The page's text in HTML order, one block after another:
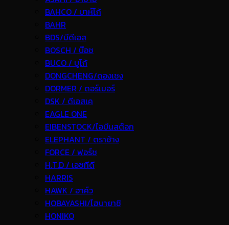
BAHCO / บาห์โก้
BAHR
BDS/บีดีเอส
BOSCH / บ๊อช
BUCO / บูโก้
DONGCHENG/ดองเชง
DORMER / ดอร์เมอร์
DSK / ดีเอสเค
EAGLE ONE
EIBENSTOCK/ไอบีนสต๊อก
ELEPHANT / ตราช้าง
FORCE / ฟอร์ช
H.T.D / เอชทีดี
HARRIS
HAWK / ฮาค์ว
HOBAYASHI/โฮบายาชิ
HONIKO